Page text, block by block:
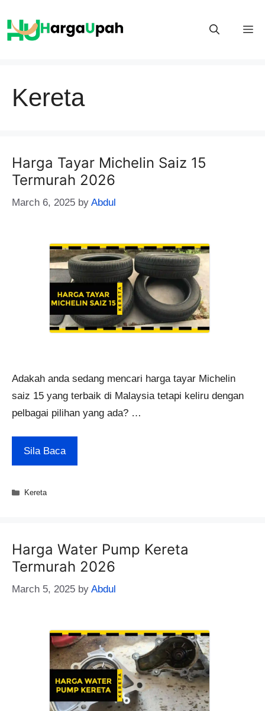
content
Kereta
Harga Tayar Michelin Saiz 15
Termurah 2026
March 6, 2025 by Abdul
Adakah anda sedang mencari harga tayar Michelin
saiz 15 yang terbaik di Malaysia tetapi keliru dengan
pelbagai pilihan yang ada? …
Sila Baca
Categories
Kereta
Harga Water Pump Kereta
Termurah 2026
March 5, 2025 by Abdul